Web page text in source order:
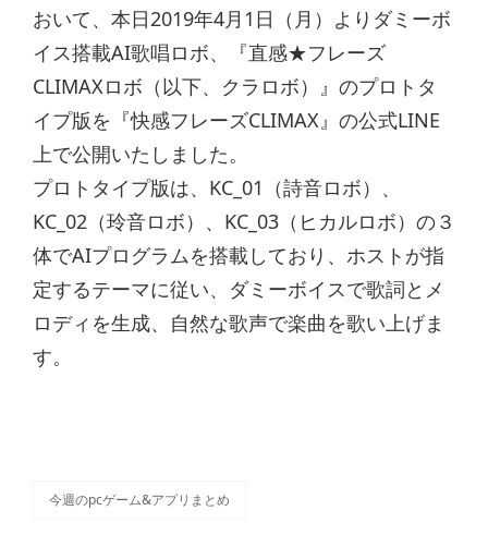
おいて、本日2019年4月1日（月）よりダミーボ
イス搭載AI歌唱ロボ、『直感★フレーズ
CLIMAXロボ（以下、クラロボ）』のプロトタ
イプ版を『快感フレーズCLIMAX』の公式LINE
上で公開いたしました。
プロトタイプ版は、KC_01（詩音ロボ）、
KC_02（玲音ロボ）、KC_03（ヒカルロボ）の３
体でAIプログラムを搭載しており、ホストが指
定するテーマに従い、ダミーボイスで歌詞とメ
ロディを生成、自然な歌声で楽曲を歌い上げま
す。
今週のpcゲーム&アプリまとめ